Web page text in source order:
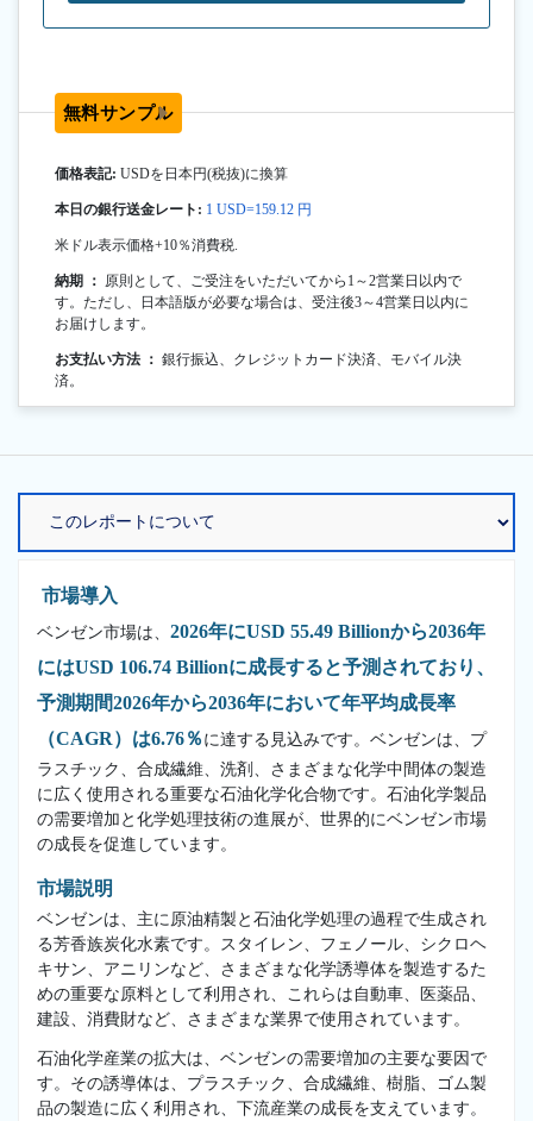
無料サンプル
価格表記: USDを日本円(税抜)に換算
本日の銀行送金レート: 1 USD=159.12 円
米ドル表示価格+10％消費税.
納期 ： 原則として、ご受注をいただいてから1～2営業日以内で
す。ただし、日本語版が必要な場合は、受注後3～4営業日以内に
お届けします。
お支払い方法 ： 銀行振込、クレジットカード決済、モバイル決
済。
市場導入
ベンゼン市場は、 2026年にUSD 55.49 Billionから2036年
にはUSD 106.74 Billionに成長すると予測されており、
予測期間2026年から2036年において年平均成長率
（CAGR）は6.76％ に達する見込みです。ベンゼンは、プ
ラスチック、合成繊維、洗剤、さまざまな化学中間体の製造
に広く使用される重要な石油化学化合物です。石油化学製品
の需要増加と化学処理技術の進展が、世界的にベンゼン市場
の成長を促進しています。
市場説明
ベンゼンは、主に原油精製と石油化学処理の過程で生成され
る芳香族炭化水素です。スタイレン、フェノール、シクロヘ
キサン、アニリンなど、さまざまな化学誘導体を製造するた
めの重要な原料として利用され、これらは自動車、医薬品、
建設、消費財など、さまざまな業界で使用されています。
石油化学産業の拡大は、ベンゼンの需要増加の主要な要因で
す。その誘導体は、プラスチック、合成繊維、樹脂、ゴム製
品の製造に広く利用され、下流産業の成長を支えています。